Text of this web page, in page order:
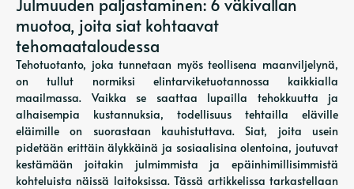
Julmuuden paljastaminen: 6 väkivallan
muotoa, joita siat kohtaavat
tehomaataloudessa
Tehotuotanto, joka tunnetaan myös teollisena maanviljelynä,
on tullut normiksi elintarviketuotannossa kaikkialla
maailmassa. Vaikka se saattaa lupailla tehokkuutta ja
alhaisempia kustannuksia, todellisuus tehtailla eläville
eläimille on suorastaan ​​kauhistuttava. Siat, joita usein
pidetään erittäin älykkäinä ja sosiaalisina olentoina, joutuvat
kestämään joitakin julmimmista ja epäinhimillisimmistä
kohteluista näissä laitoksissa. Tässä artikkelissa tarkastellaan